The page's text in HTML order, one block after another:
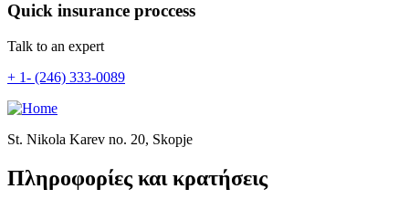
Quick insurance proccess
Talk to an expert
+ 1- (246) 333-0089
St. Nikola Karev no. 20, Skopje
Πληροφορίες και κρατήσεις